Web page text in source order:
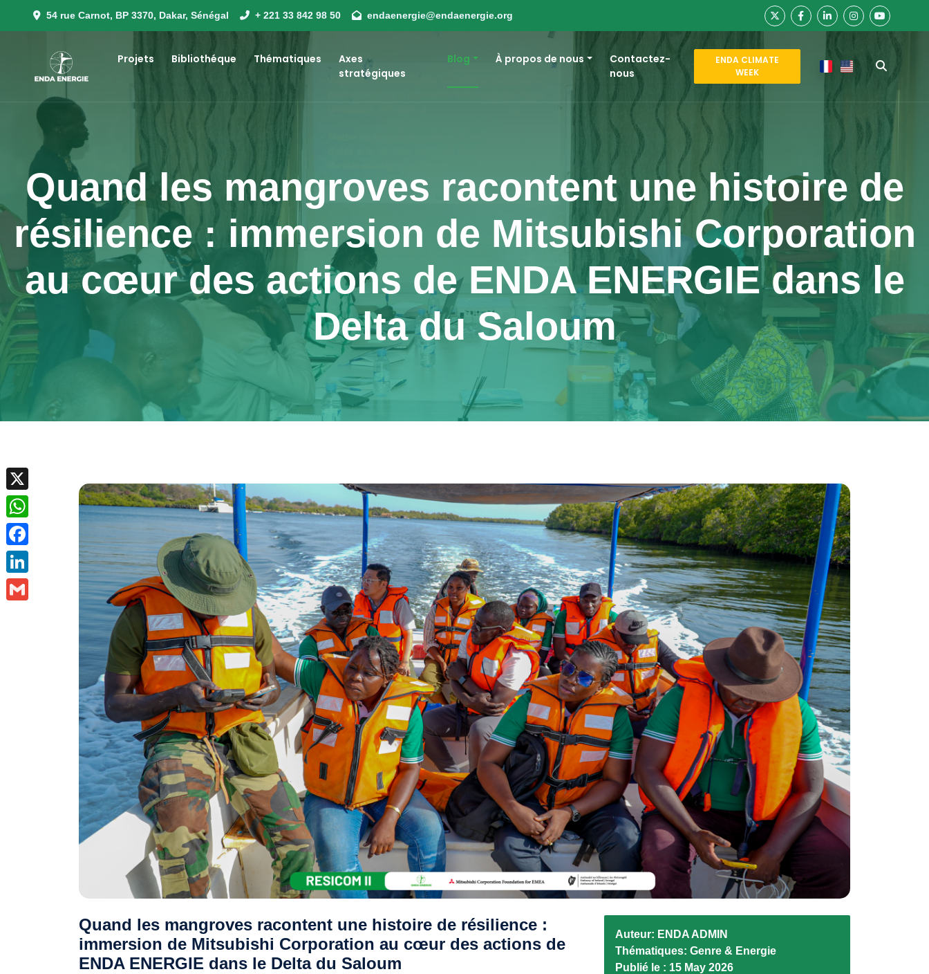
WhatsApp
54 rue Carnot, BP 3370, Dakar, Sénégal + 221 33 842 98 50 endaenergie@endaenergie.org
Projets Bibliothéque Thématiques
Axes
stratégiques
Blog À propos de nous
Contactez-
nous
ENDA CLIMATE
WEEK
Quand les mangroves racontent une histoire de
résilience : immersion de Mitsubishi Corporation
au cœur des actions de ENDA ENERGIE dans le
Delta du Saloum
Quand les mangroves racontent une histoire de résilience :
immersion de Mitsubishi Corporation au cœur des actions de
ENDA ENERGIE dans le Delta du Saloum
Auteur: ENDA ADMIN
Thématiques: Genre & Energie
Publié le : 15 May 2026